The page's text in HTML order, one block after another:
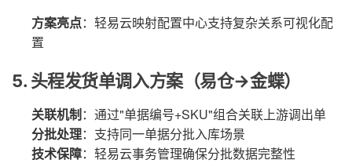
方案亮点：轻易云映射配置中心支持复杂关系可视化配
置
5. 头程发货单调入方案（易仓→金蝶）
关联机制：通过"单据编号+SKU"组合关联上游调出单
分批处理：支持同一单据分批入库场景
技术保障：轻易云事务管理确保分批数据完整性